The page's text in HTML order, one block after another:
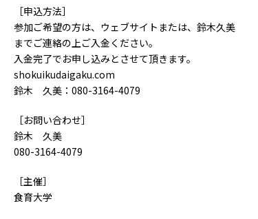
［申込方法］
参加ご希望の方は、ウェブサイトまたは、鈴木久美
までご連絡の上ご入金ください。
入金完了でお申し込みとさせて頂きます。
shokuikudaigaku.com
鈴木 久美：080-3164-4079
［お問い合わせ］
鈴木 久美
080-3164-4079
［主催］
食育大学